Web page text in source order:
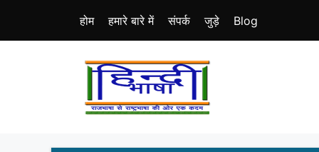
content
होम हमारे बारे में संपर्क जुड़े Blog